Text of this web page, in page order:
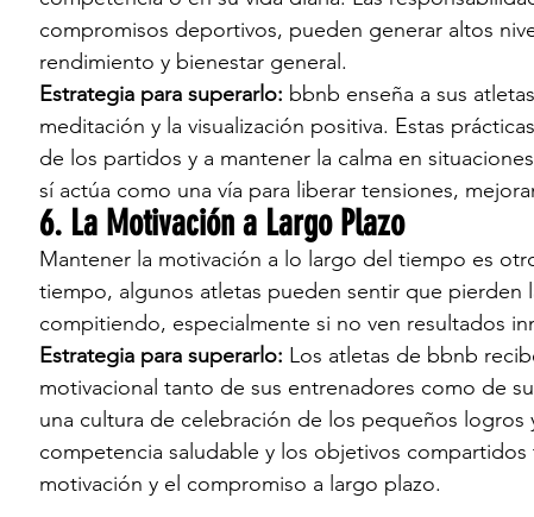
compromisos deportivos, pueden generar altos
rendimiento y bienestar general.
Estrategia para superarlo: bbnb enseña a sus
meditación y la visualización positiva. Estas
de los partidos y a mantener la calma en
sí actúa como una vía para liberar tensiones,
6. La Motivación a Largo Plazo
Mantener la motivación a lo largo del tiempo es
tiempo, algunos atletas pueden sentir que pierden
compitiendo, especialmente si no ven resultados
Estrategia para superarlo: Los atletas de bbnb
motivacional tanto de sus entrenadores como de
una cultura de celebración de los pequeños logros
competencia saludable y los objetivos compartidos
motivación y el compromiso a largo plazo.